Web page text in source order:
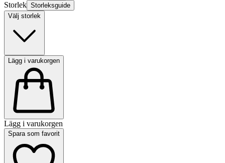
Storlek Storleksguide
Välj storlek
Lägg i varukorgen
Lägg i varukorgen
Spara som favorit